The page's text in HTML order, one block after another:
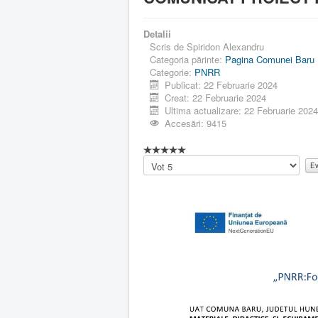
Detalii
Scris de Spiridon Alexandru
Categoria părinte: Pagina Comunei Baru
Categorie: PNRR
Publicat: 22 Februarie 2024
Creat: 22 Februarie 2024
Ultima actualizare: 22 Februarie 2024
Accesări: 9415
Vă
rugăm